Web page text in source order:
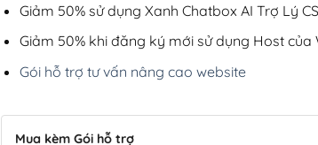
Giảm 50% sử dụng Xanh Chatbox AI Trợ Lý
Giảm 50% khi đăng ký mới sử dụng Host của
Gói hỗ trợ tư vấn nâng cao website
Mua kèm Gói hỗ trợ